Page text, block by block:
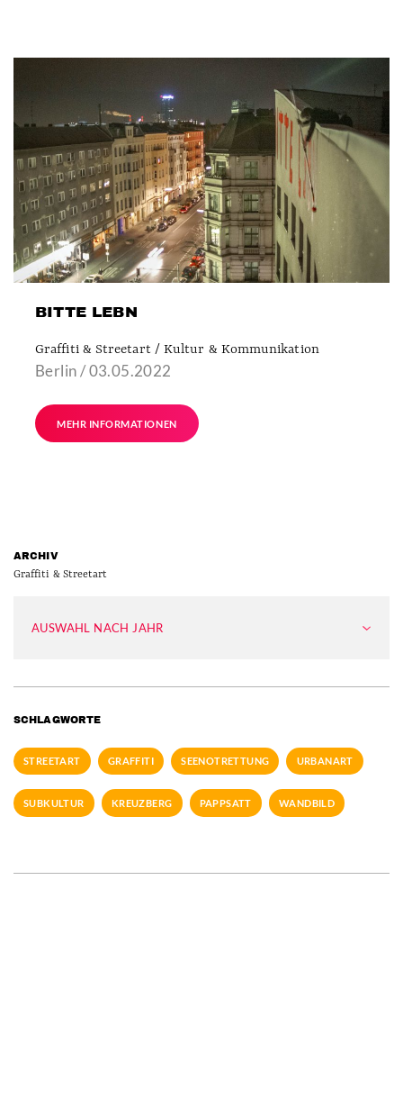
BITTE LEBN
Graffiti & Streetart / Kultur & Kommunikation
Berlin / 03.05.2022
MEHR INFORMATIONEN
ARCHIV
Graffiti & Streetart
AUSWAHL NACH JAHR
SCHLAGWORTE
STREETART GRAFFITI SEENOTRETTUNG URBANART
SUBKULTUR KREUZBERG PAPPSATT WANDBILD